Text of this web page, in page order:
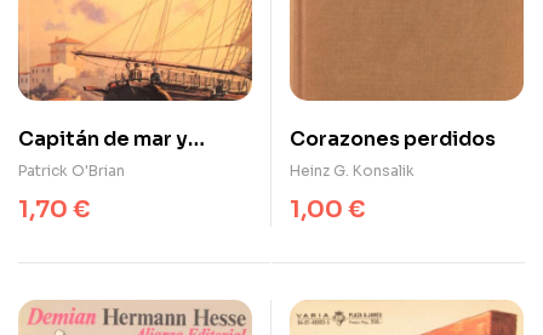
Capitán de mar y
guerra
Patrick O'Brian
1,70 €
Corazones perdidos
Heinz G. Konsalik
1,00 €